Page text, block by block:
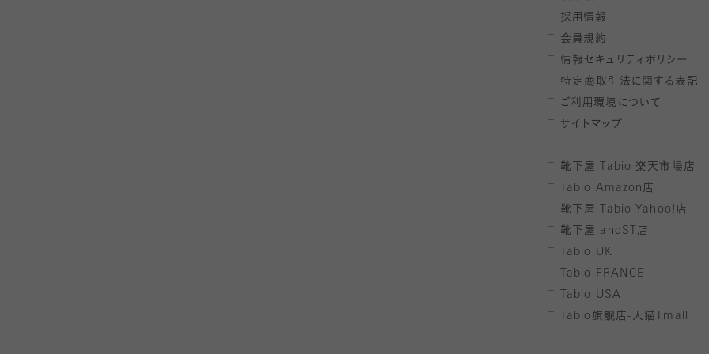
採用情報
会員規約
情報セキュリティポリシー
特定商取引法に関する表記
ご利用環境について
サイトマップ
靴下屋 Tabio 楽天市場店
Tabio Amazon 店
靴下屋
Tabio Yahoo! 店
靴下屋 andST 店
Tabio UK
Tabio FRANCE
Tabio USA
Tabio 旗舰店-天猫 Tmall